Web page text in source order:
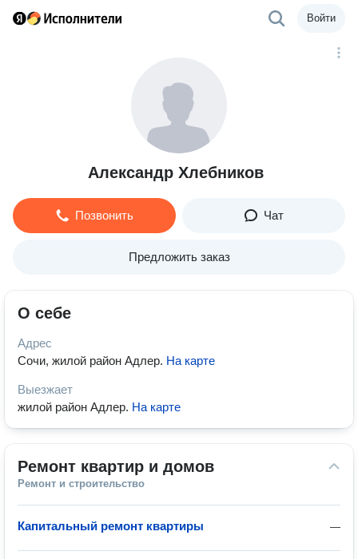
Войти
Александр Хлебников
Позвонить Чат
Предложить заказ
О себе
Адрес
Сочи, жилой район Адлер. На карте
Выезжает
жилой район Адлер. На карте
Ремонт квартир и домов
Ремонт и строительство
—
Капитальный ремонт квартиры